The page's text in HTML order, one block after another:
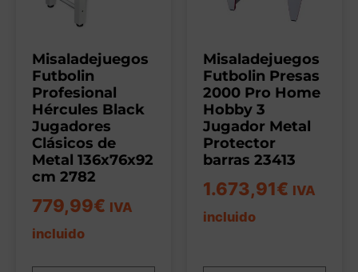
Misaladejuegos
Futbolin
Profesional
Hércules Black
Jugadores
Clásicos de
Metal 136x76x92
cm 2782
779,99€ IVA
incluido
Misaladejuegos
Futbolin Presas
2000 Pro Home
Hobby 3
Jugador Metal
Protector
barras 23413
1.673,91€ IVA
incluido